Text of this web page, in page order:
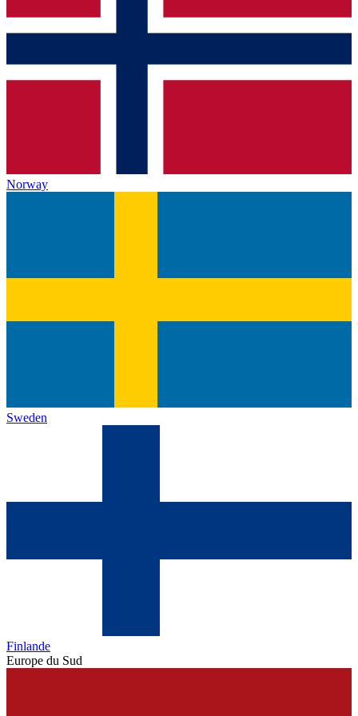
Norway
Sweden
Finlande
Europe du Sud